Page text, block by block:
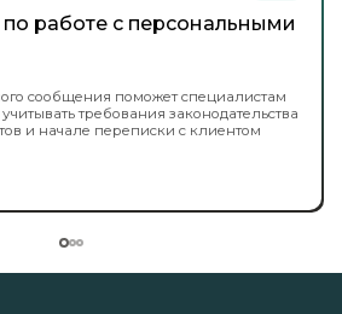
работе с персональными
сообщения поможет специалистам
требования законодательства
и начале переписки с клиентом